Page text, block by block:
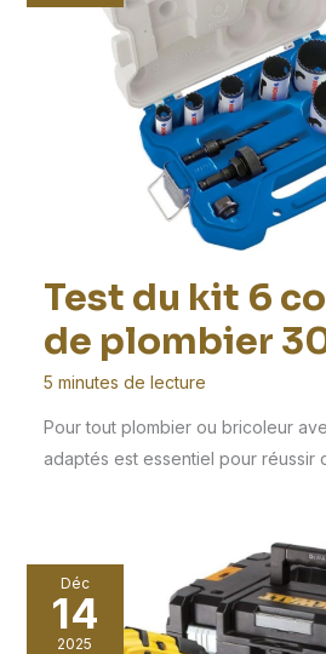
Test du kit 6
de plombier
5 minutes de lecture
Pour tout plombier ou bricoleur
adaptés est essentiel pour réussir
Déc
14
2025